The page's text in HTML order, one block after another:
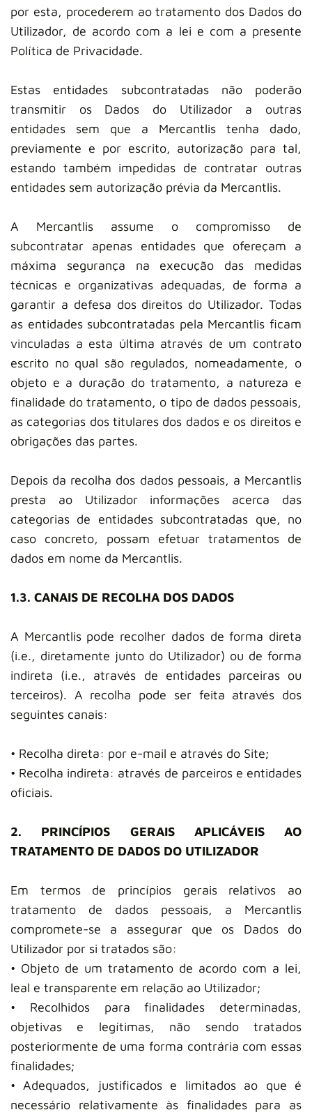
por esta, procederem ao tratamento dos Dados do
Utilizador, de acordo com a lei e com a presente
Política de Privacidade.
Estas entidades subcontratadas não poderão
transmitir os Dados do Utilizador a outras
entidades sem que a Mercantlis tenha dado,
previamente e por escrito, autorização para tal,
estando também impedidas de contratar outras
entidades sem autorização prévia da Mercantlis.
A Mercantlis assume o compromisso de
subcontratar apenas entidades que ofereçam a
máxima segurança na execução das medidas
técnicas e organizativas adequadas, de forma a
garantir a defesa dos direitos do Utilizador. Todas
as entidades subcontratadas pela Mercantlis ficam
vinculadas a esta última através de um contrato
escrito no qual são regulados, nomeadamente, o
objeto e a duração do tratamento, a natureza e
finalidade do tratamento, o tipo de dados pessoais,
as categorias dos titulares dos dados e os direitos e
obrigações das partes.
Depois da recolha dos dados pessoais, a Mercantlis
presta ao Utilizador informações acerca das
categorias de entidades subcontratadas que, no
caso concreto, possam efetuar tratamentos de
dados em nome da Mercantlis.
1.3. CANAIS DE RECOLHA DOS DADOS
A Mercantlis pode recolher dados de forma direta
(i.e., diretamente junto do Utilizador) ou de forma
indireta (i.e., através de entidades parceiras ou
terceiros). A recolha pode ser feita através dos
seguintes canais:
• Recolha direta: por e-mail e através do Site;
• Recolha indireta: através de parceiros e entidades
oficiais.
2. PRINCÍPIOS GERAIS APLICÁVEIS AO
TRATAMENTO DE DADOS DO UTILIZADOR
Em termos de princípios gerais relativos ao
tratamento de dados pessoais, a Mercantlis
compromete-se a assegurar que os Dados do
Utilizador por si tratados são:
• Objeto de um tratamento de acordo com a lei,
leal e transparente em relação ao Utilizador;
• Recolhidos para finalidades determinadas,
objetivas e legítimas, não sendo tratados
posteriormente de uma forma contrária com essas
finalidades;
• Adequados, justificados e limitados ao que é
necessário relativamente às finalidades para as